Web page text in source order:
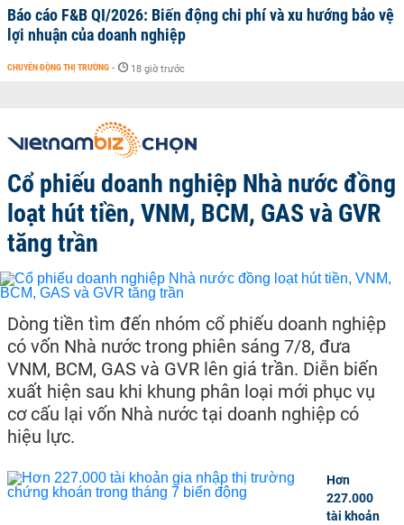
Báo cáo F&B QI/2026: Biến động chi phí và xu hướng bảo vệ
lợi nhuận của doanh nghiệp
CHUYỂN ĐỘNG THỊ TRƯỜNG - 18 giờ trước
Cổ phiếu doanh nghiệp Nhà nước đồng
loạt hút tiền, VNM, BCM, GAS và GVR
tăng trần
Dòng tiền tìm đến nhóm cổ phiếu doanh nghiệp
có vốn Nhà nước trong phiên sáng 7/8, đưa
VNM, BCM, GAS và GVR lên giá trần. Diễn biến
xuất hiện sau khi khung phân loại mới phục vụ
cơ cấu lại vốn Nhà nước tại doanh nghiệp có
hiệu lực.
Hơn
227.000
tài khoản